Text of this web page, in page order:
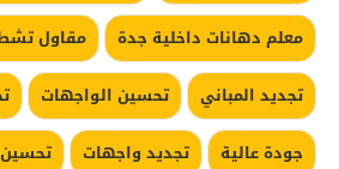
معلم دهانات داخلية جدة
مقاول
تجديد المباني
تحسين الواجهات
جودة عالية
تجديد واجهات
تحسين